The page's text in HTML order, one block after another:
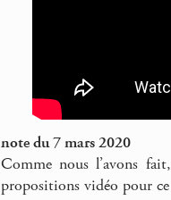
note du 7 mars 2020
Comme nous l’avons
propositions vidéo pour